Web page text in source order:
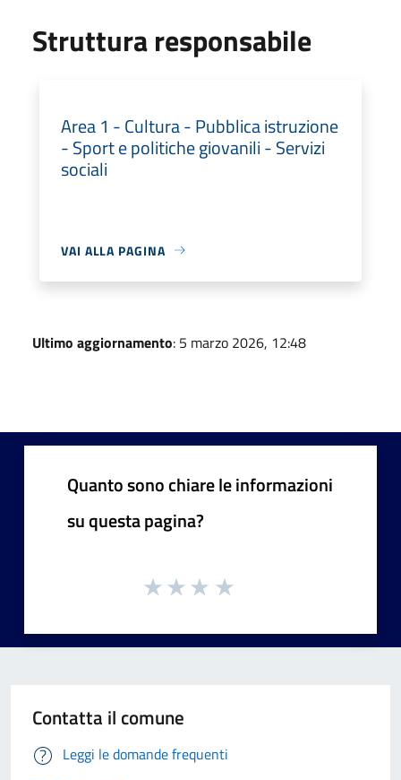
Struttura responsabile
Area 1 - Cultura - Pubblica istruzione
- Sport e politiche giovanili - Servizi
sociali
VAI ALLA PAGINA
Ultimo aggiornamento: 5 marzo 2026, 12:48
Quanto sono chiare le informazioni
su questa pagina?
Contatta il comune
Leggi le domande frequenti